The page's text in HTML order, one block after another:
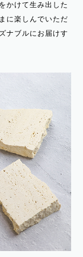
かけて生み出した
に楽しんでいただ
ナブルにお届けす